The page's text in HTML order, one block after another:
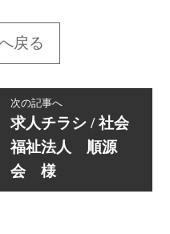
戻る
次の記事へ
求人チラシ / 社会
福祉法人 順源
会 様